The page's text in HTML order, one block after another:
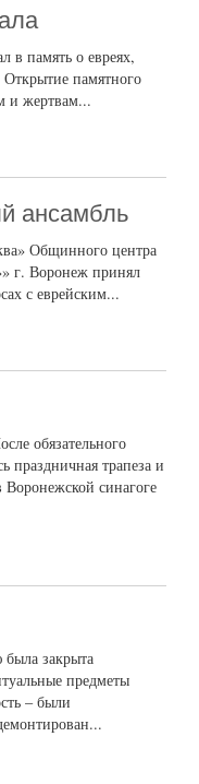
в память о евреях,
памятного
и жертвам...
ансамбль
Общинного центра
г. Воронеж принял
с еврейским...
обязательного
праздничная трапеза и
синагоге
была закрыта
предметы
– были